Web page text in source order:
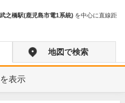
武之橋駅(鹿児島市電1系統) を中心に直線距
地図で検索
表示